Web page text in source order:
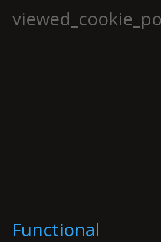
Functional